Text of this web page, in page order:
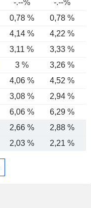
-.--% -.--%
0,78 % 0,78 %
4,14 %
4,22 %
3,11 % 3,33 %
3 % 3,26 %
4,06 % 4,52 %
3,08 % 2,94 %
6,06 %
6,29 %
2,66 % 2,88 %
2,03 % 2,21 %